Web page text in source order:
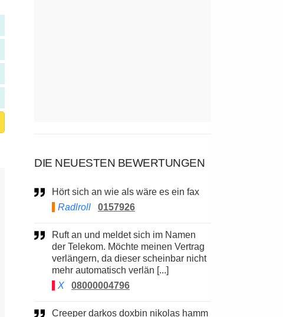
DIE NEUESTEN BEWERTUNGEN
Hört sich an wie als wäre es ein fax
Radlroll
0157926
Ruft an und meldet sich im Namen
der Telekom. Möchte meinen Vertrag
verlängern, da dieser scheinbar nicht
mehr automatisch verlän [...]
X
08000004796
Creeper darkos doxbin nikolas hamm